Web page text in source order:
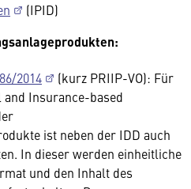
(IPID)
2014
(kurz PRIIP-VO): Für
and Insurance-based
ist neben der IDD auch
In dieser werden einheitliche
und den Inhalt des